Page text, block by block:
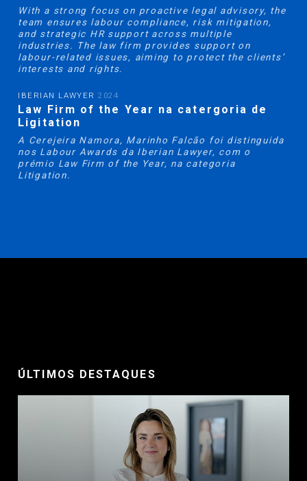
With a strong focus on proactive legal advisory, the
team ensures labour compliance, risk mitigation,
and strategic HR support across multiple
industries. The law firm provides support on
labour-related issues, aiming to protect the clients’
interests and rights.
IBERIAN LAWYER2024
Law Firm of the Year na catergoria de
Ligitation
A Cerejeira Namora, Marinho Falcão foi distinguida
nos Labour Awards da Iberian Lawyer, com o
prémio Law Firm of the Year, na categoria
Litigation.
ÚLTIMOS DESTAQUES